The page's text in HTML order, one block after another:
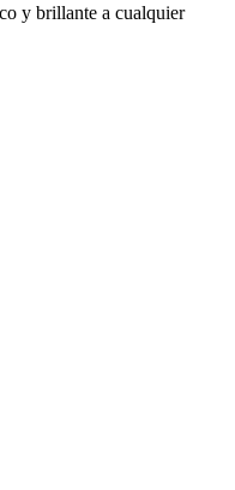
y brillante a cualquier